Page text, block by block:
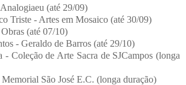
(até 29/09)
Triste - Artes em Mosaico (até 30/09)
(até 07/10)
- Geraldo de Barros (até 29/10)
- Coleção de Arte Sacra de SJCampos (longa
São José E.C. (longa duração)